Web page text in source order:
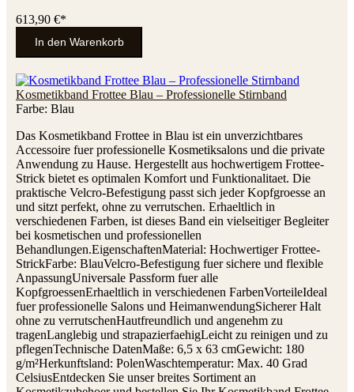
613,90 €*
In den Warenkorb
Kosmetikband Frottee Blau – Professionelle Stirnband
Farbe: Blau
Das Kosmetikband Frottee in Blau ist ein unverzichtbares
Accessoire fuer professionelle Kosmetiksalons und die private
Anwendung zu Hause. Hergestellt aus hochwertigem Frottee-
Strick bietet es optimalen Komfort und Funktionalitaet. Die
praktische Velcro-Befestigung passt sich jeder Kopfgroesse an
und sitzt perfekt, ohne zu verrutschen. Erhaeltlich in
verschiedenen Farben, ist dieses Band ein vielseitiger Begleiter
bei kosmetischen und professionellen
Behandlungen.EigenschaftenMaterial: Hochwertiger Frottee-
StrickFarbe: BlauVelcro-Befestigung fuer sichere und flexible
AnpassungUniversale Passform fuer alle
KopfgroessenErhaeltlich in verschiedenen FarbenVorteileIdeal
fuer professionelle Salons und HeimanwendungSicherer Halt
ohne zu verrutschenHautfreundlich und angenehm zu
tragenLanglebig und strapazierfaehigLeicht zu reinigen und zu
pflegenTechnische DatenMaße: 6,5 x 63 cmGewicht: 180
g/m²Herkunftsland: PolenWaschtemperatur: Max. 40 Grad
CelsiusEntdecken Sie unser breites Sortiment an